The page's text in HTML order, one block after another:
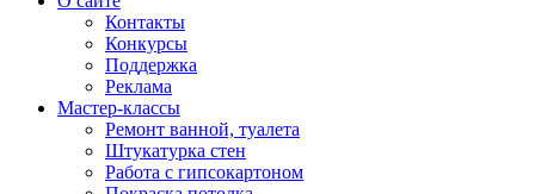
Контакты
Конкурсы
Поддержка
Реклама
Мастер-классы
Ремонт ванной, туалета
Штукатурка стен
Работа с гипсокартоном